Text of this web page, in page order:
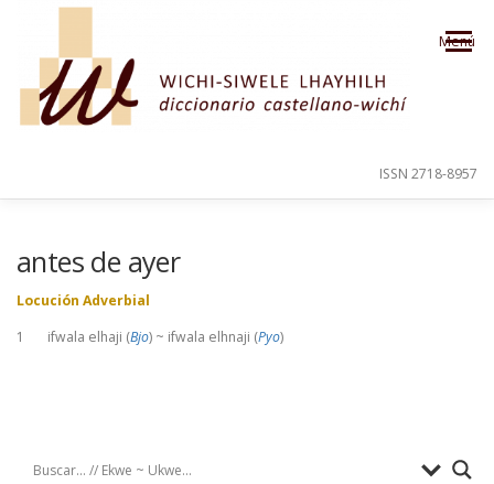
Saltar al contenido
Menú
ISSN 2718-8957
antes de ayer
Locución Adverbial
1 ifwala elhaji (Bjo) ~ ifwala elhnaji (Pyo)